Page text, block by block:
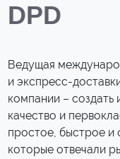
DPD
Ведущая
и экспресс-
компании –
качество и
простое, быстрое и
которые отвечали